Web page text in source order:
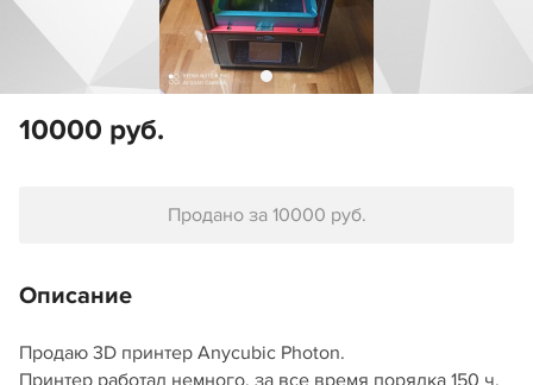
10000 руб.
Продано за 10000 руб.
Описание
Продаю 3D принтер Anycubic Photon.
Принтер работал немного, за все время порядка 150 ч.